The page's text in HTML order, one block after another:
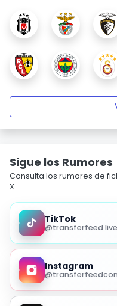
Sigue los Rumores
Consulta los rumores de
X.
TikTok
@transferfeed.live
Instagram